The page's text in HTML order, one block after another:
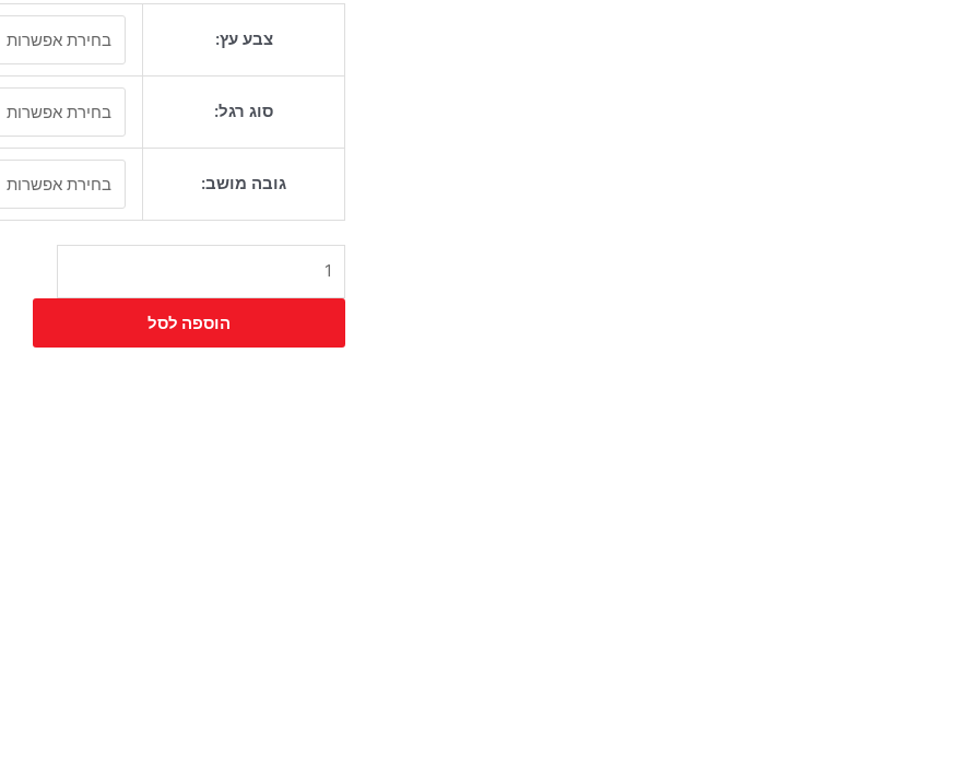
צבע עץ:
סוג רגל:
גובה מושב:
מרופד
הוספה לסל